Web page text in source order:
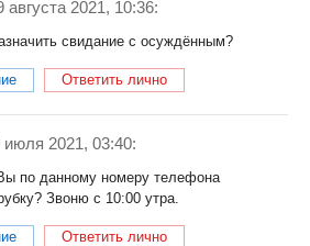
августа 2021, 10:36:
свидание с осуждённым?
Ответить лично
июля 2021, 03:40:
по данному номеру телефона
Звоню с 10:00 утра.
Ответить лично